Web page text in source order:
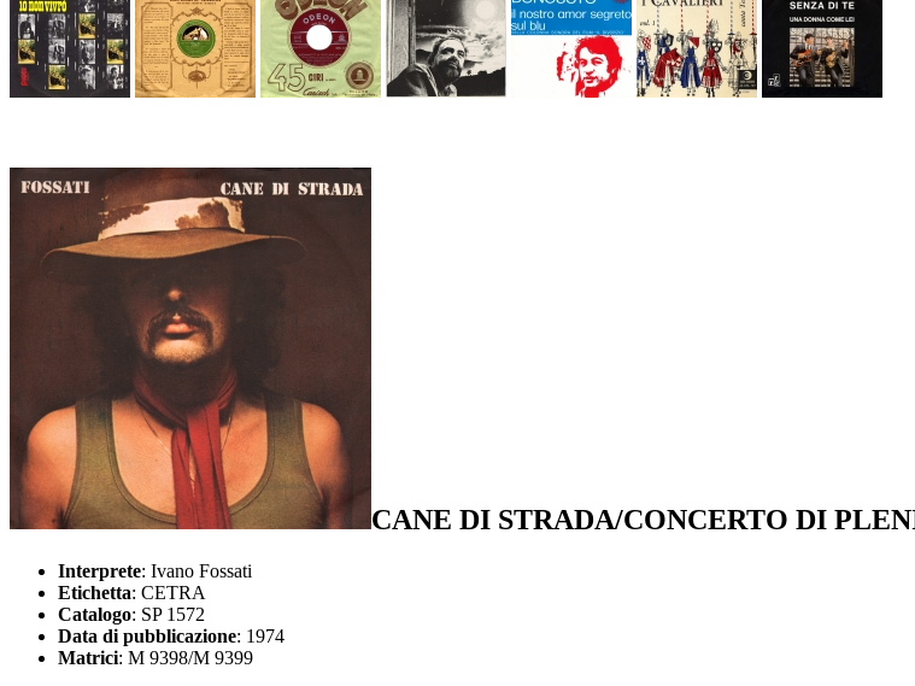
CANE DI STRADA/CONCERTO DI
Interprete: Ivano Fossati
Etichetta: CETRA
Catalogo: SP 1572
Data di pubblicazione: 1974
Matrici: M 9398/M 9399